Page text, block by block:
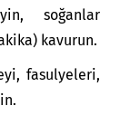
soğanlar
kavurun.
fasulyeleri,